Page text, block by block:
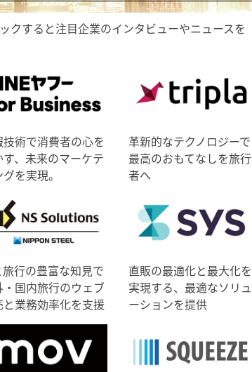
クすると注目企業のインタビューやニュースを
技術で消費者の心を
す、未来のマーケテ
を実現。
革新的なテクノロジーで
最高のおもてなしを旅行
者へ
行の豊富な知見で
・国内旅行のウェブ
と業務効率化を支援
直販の最適化と最大化を
実現する、最適なソリュ
ーションを提供